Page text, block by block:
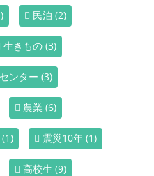
民泊 (2)
生きもの (3)
ンター (3)
農業 (6)
(1) 震災10年 (1)
高校生 (9)